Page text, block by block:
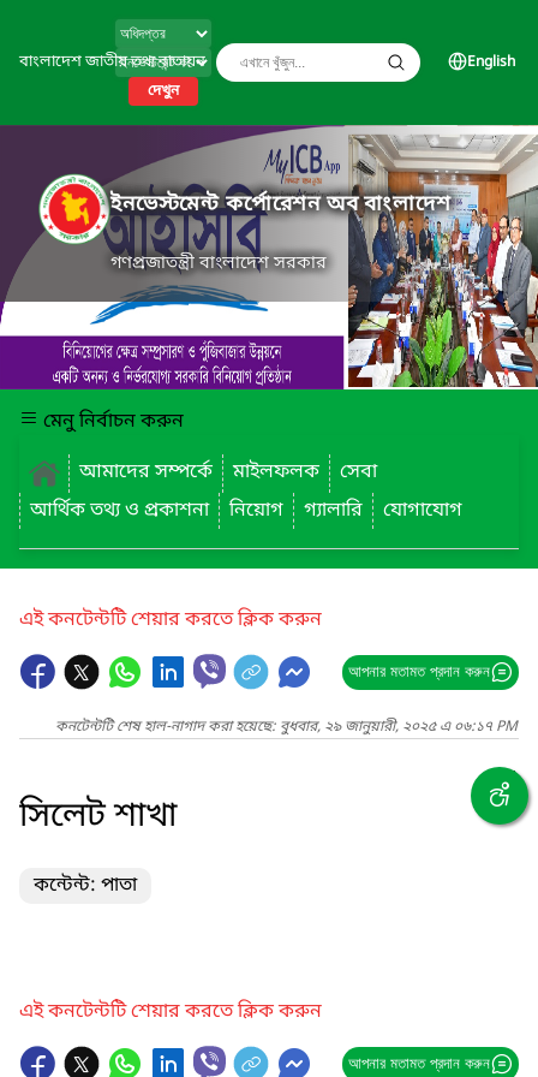
বাংলাদেশ জাতীয় তথ্য বাতায়ন
দেখুন
English
ইনভেস্টমেন্ট কর্পোরেশন অব বাংলাদেশ
গণপ্রজাতন্ত্রী বাংলাদেশ সরকার
মেনু নির্বাচন করুন
আমাদের সম্পর্কে
মাইলফলক
সেবা
আর্থিক তথ্য ও প্রকাশনা
নিয়োগ গ্যালারি যোগাযোগ
এই কনটেন্টটি শেয়ার করতে ক্লিক করুন
আপনার মতামত প্রদান করুন
কনটেন্টটি শেষ হাল-নাগাদ করা হয়েছে: বুধবার, ২৯ জানুয়ারী, ২০২৫ এ ০৬:১৭ PM
সিলেট শাখা
কন্টেন্ট: পাতা
এই কনটেন্টটি শেয়ার করতে ক্লিক করুন
আপনার মতামত প্রদান করুন